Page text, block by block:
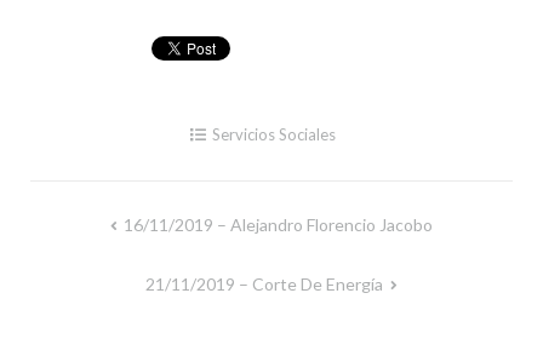
Servicios Sociales
16/11/2019 – Alejandro Florencio Jacobo
21/11/2019 – Corte De Energía